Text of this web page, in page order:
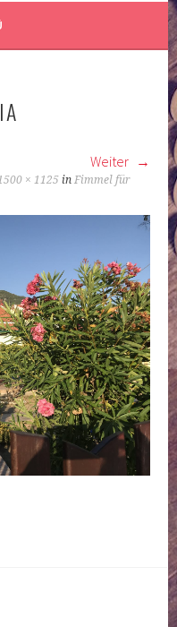
Weiter
× 1125 inFimmel für